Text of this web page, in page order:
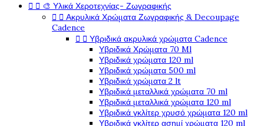
  🎨 Υλικά Χεροτεχνίας- Ζωγραφικής
  Ακρυλικά Χρώματα Ζωγραφικής & Decoupage
Cadence
  Υβριδικά ακρυλικά χρώματα Cadence
Υβριδικά Χρώματα 70 Ml
Υβριδικά χρώματα 120 ml
Υβριδικά χρώματα 500 ml
Υβριδικά χρώματα 2 lt
Υβριδικά μεταλλικά χρώματα 70 ml
Υβριδικά μεταλλικά χρώματα 120 ml
Υβριδικά γκλίτερ χρυσό χρώματα 120 ml
Υβριδικά γκλίτερ ασημί χρώματα 120 ml